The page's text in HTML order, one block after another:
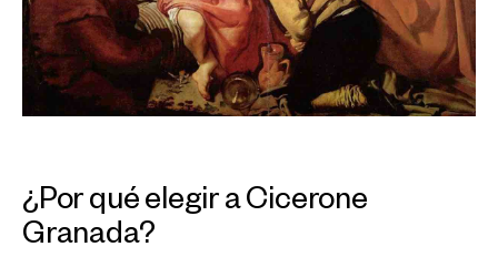
¿Por qué elegir a Cicerone
Granada?